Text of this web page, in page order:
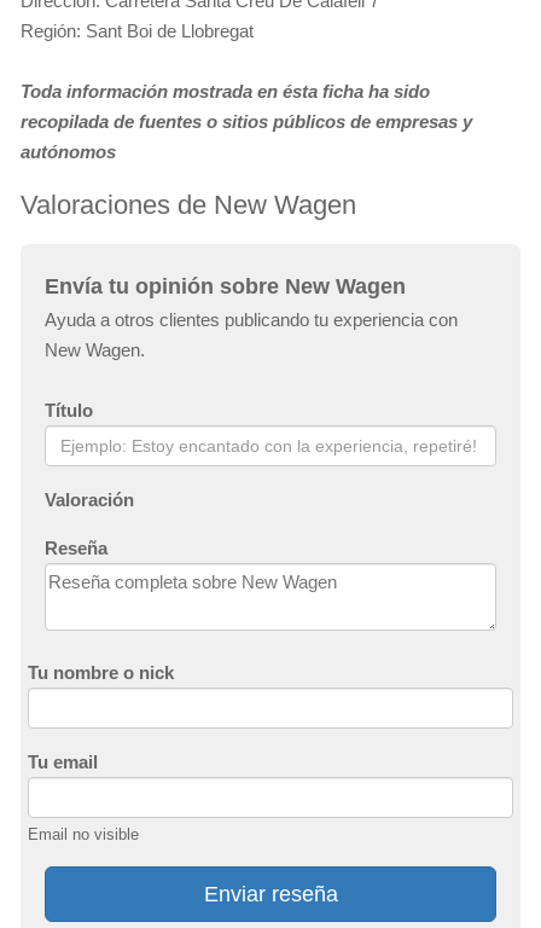
Región: Sant Boi de Llobregat
Toda información mostrada en ésta ficha ha sido
recopilada de fuentes o sitios públicos de empresas y
autónomos
Valoraciones de New Wagen
Envía tu opinión sobre New Wagen
Ayuda a otros clientes publicando tu experiencia con
New Wagen.
Título
Valoración
Reseña
Tu nombre o nick
Tu email
Email no visible
Enviar reseña